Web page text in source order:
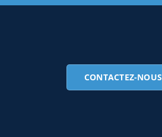
CONTACTEZ-NOUS